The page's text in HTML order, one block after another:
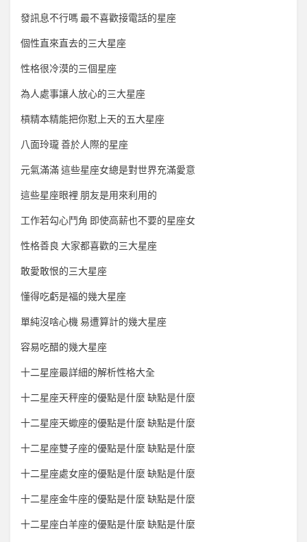
發訊息不行嗎 最不喜歡接電話的星座
個性直來直去的三大星座
性格很冷漠的三個星座
為人處事讓人放心的三大星座
槓精本精能把你懟上天的五大星座
八面玲瓏 善於人際的星座
元氣滿滿 這些星座女總是對世界充滿愛意
這些星座眼裡 朋友是用來利用的
工作若勾心鬥角 即使高薪也不要的星座女
性格善良 大家都喜歡的三大星座
敢愛敢恨的三大星座
懂得吃虧是福的幾大星座
單純沒啥心機 易遭算計的幾大星座
容易吃醋的幾大星座
十二星座最詳細的解析性格大全
十二星座天秤座的優點是什麼 缺點是什麼
十二星座天蠍座的優點是什麼 缺點是什麼
十二星座雙子座的優點是什麼 缺點是什麼
十二星座處女座的優點是什麼 缺點是什麼
十二星座金牛座的優點是什麼 缺點是什麼
十二星座白羊座的優點是什麼 缺點是什麼